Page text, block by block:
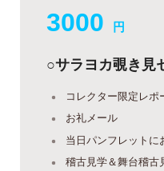
3000 円
○サラヨカ覗き見
コレクター限定レポ
お礼メール
当日パンフレットに
稽古見学＆舞台稽古